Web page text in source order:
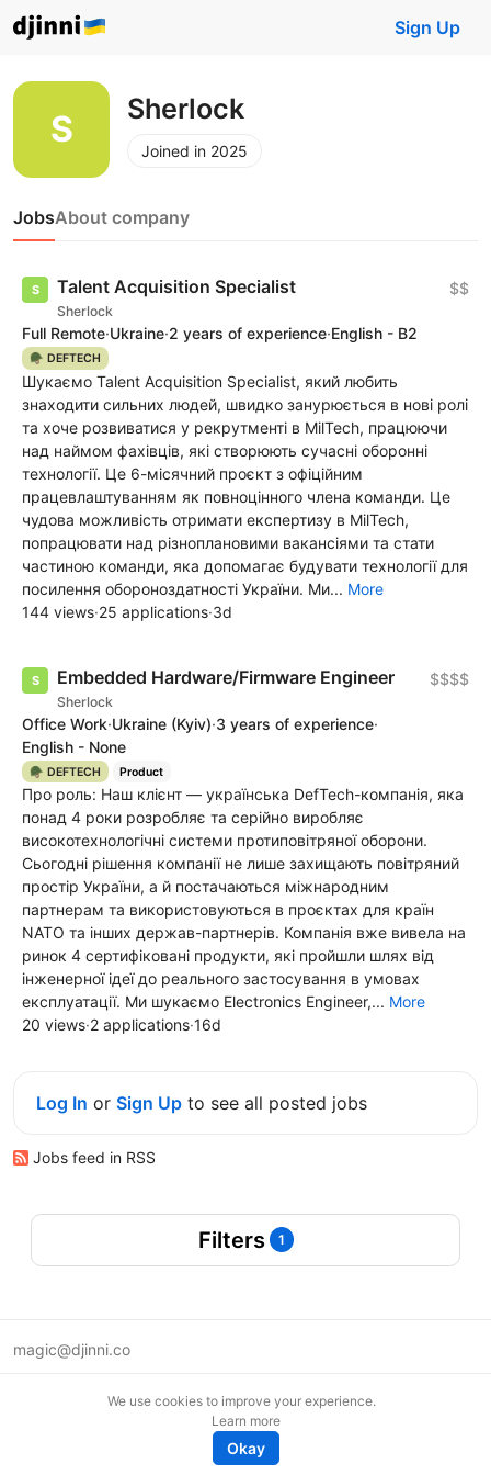
Sign Up
Sherlock
Joined in 2025
JobsAbout company
Talent Acquisition Specialist
Sherlock
$$
Full Remote·Ukraine·2 years of experience·English - B2
🪖 DEFTECH
Шукаємо Talent Acquisition Specialist, який любить
знаходити сильних людей, швидко занурюється в нові ролі
та хоче розвиватися у рекрутменті в MilTech, працюючи
над наймом фахівців, які створюють сучасні оборонні
технології. Це 6-місячний проєкт з офіційним
працевлаштуванням як повноцінного члена команди. Це
чудова можливість отримати експертизу в MilTech,
попрацювати над різноплановими вакансіями та стати
частиною команди, яка допомагає будувати технології для
посилення обороноздатності України. Ми... More
144 views·25 applications·3d
Embedded Hardware/Firmware Engineer
Sherlock
$$$$
Office Work·Ukraine (Kyiv)·3 years of experience·
English - None
🪖 DEFTECH Product
Про роль: Наш клієнт — українська DefTech-компанія, яка
понад 4 роки розробляє та серійно виробляє
високотехнологічні системи протиповітряної оборони.
Сьогодні рішення компанії не лише захищають повітряний
простір України, а й постачаються міжнародним
партнерам та використовуються в проєктах для країн
NATO та інших держав-партнерів. Компанія вже вивела на
ринок 4 сертифіковані продукти, які пройшли шлях від
інженерної ідеї до реального застосування в умовах
експлуатації. Ми шукаємо Electronics Engineer,... More
20 views·2 applications·16d
Log In or Sign Up to see all posted jobs
Jobs feed in RSS
Filters 1
magic@djinni.co
We use cookies to improve your experience.
Learn more
Okay